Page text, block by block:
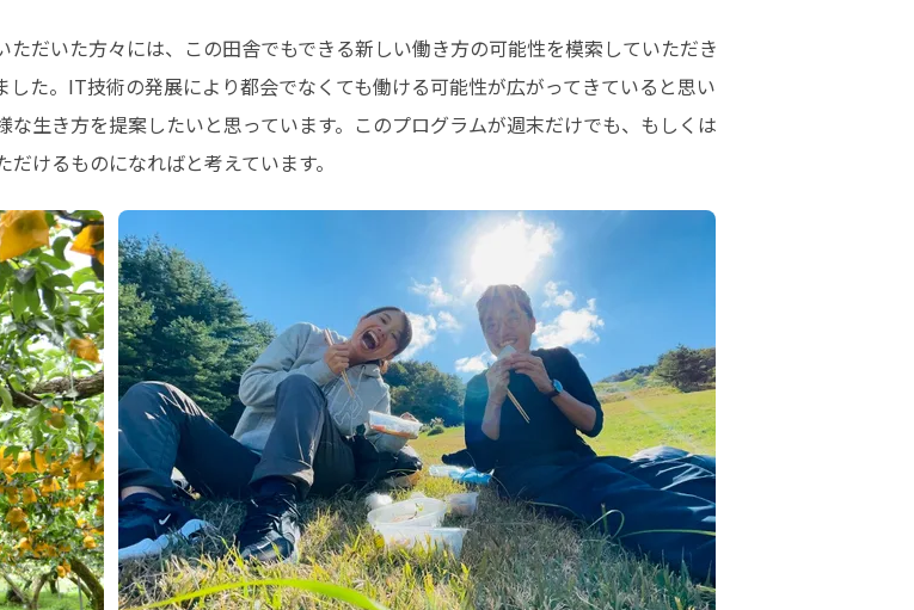
だいた方々には、この田舎でもできる新しい働き方の可能性を模索していただき
た。IT技術の発展により都会でなくても働ける可能性が広がってきていると思い
生き方を提案したいと思っています。このプログラムが週末だけでも、もしくは
けるものになればと考えています。